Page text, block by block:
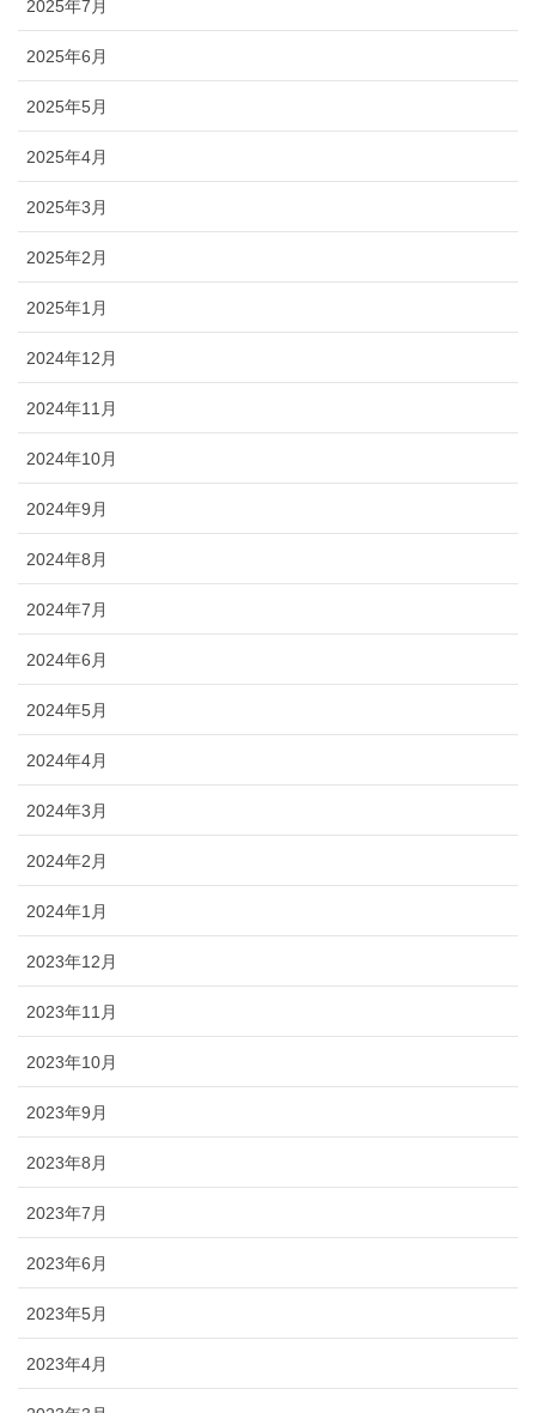
2025年7月
2025年6月
2025年5月
2025年4月
2025年3月
2025年2月
2025年1月
2024年12月
2024年11月
2024年10月
2024年9月
2024年8月
2024年7月
2024年6月
2024年5月
2024年4月
2024年3月
2024年2月
2024年1月
2023年12月
2023年11月
2023年10月
2023年9月
2023年8月
2023年7月
2023年6月
2023年5月
2023年4月